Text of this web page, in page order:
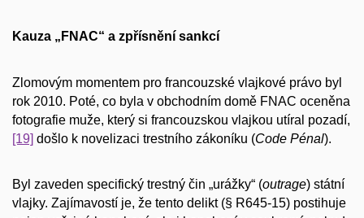
Kauza „FNAC“ a zpřísnění sankcí
Zlomovým momentem pro francouzské vlajkové právo byl
rok 2010. Poté, co byla v obchodním domě FNAC oceněna
fotografie muže, který si francouzskou vlajkou utíral pozadí,
[19] došlo k novelizaci trestního zákoníku (Code Pénal).
Byl zaveden specifický trestný čin „urážky“ (outrage) státní
vlajky. Zajímavostí je, že tento delikt (§ R645-15) postihuje